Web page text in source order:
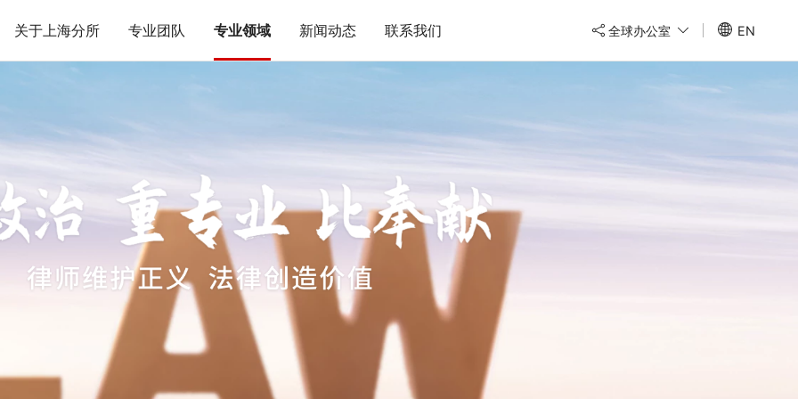
全球办公室 EN
关于上海分所 专业团队 专业领域 新闻动态 联系我们